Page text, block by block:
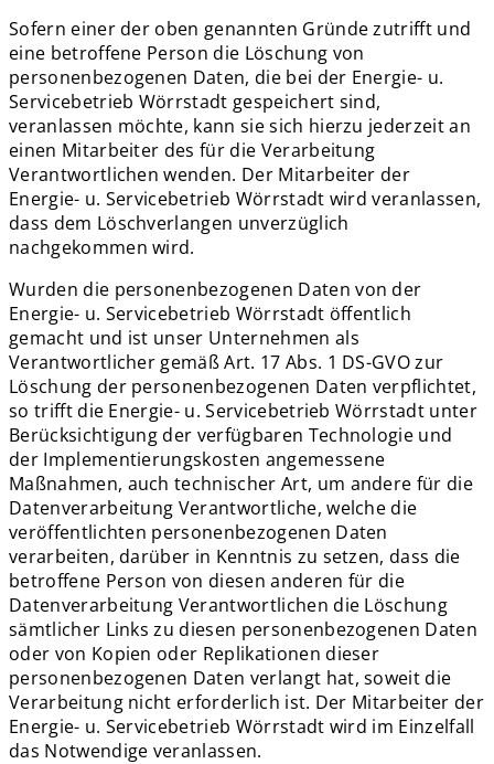
Sofern einer der oben genannten Gründe zutrifft und
eine betroffene Person die Löschung von
personenbezogenen Daten, die bei der Energie- u.
Servicebetrieb Wörrstadt gespeichert sind,
veranlassen möchte, kann sie sich hierzu jederzeit an
einen Mitarbeiter des für die Verarbeitung
Verantwortlichen wenden. Der Mitarbeiter der
Energie- u. Servicebetrieb Wörrstadt wird veranlassen,
dass dem Löschverlangen unverzüglich
nachgekommen wird.
Wurden die personenbezogenen Daten von der
Energie- u. Servicebetrieb Wörrstadt öffentlich
gemacht und ist unser Unternehmen als
Verantwortlicher gemäß Art. 17 Abs. 1 DS-GVO zur
Löschung der personenbezogenen Daten verpflichtet,
so trifft die Energie- u. Servicebetrieb Wörrstadt unter
Berücksichtigung der verfügbaren Technologie und
der Implementierungskosten angemessene
Maßnahmen, auch technischer Art, um andere für die
Datenverarbeitung Verantwortliche, welche die
veröffentlichten personenbezogenen Daten
verarbeiten, darüber in Kenntnis zu setzen, dass die
betroffene Person von diesen anderen für die
Datenverarbeitung Verantwortlichen die Löschung
sämtlicher Links zu diesen personenbezogenen Daten
oder von Kopien oder Replikationen dieser
personenbezogenen Daten verlangt hat, soweit die
Verarbeitung nicht erforderlich ist. Der Mitarbeiter der
Energie- u. Servicebetrieb Wörrstadt wird im Einzelfall
das Notwendige veranlassen.